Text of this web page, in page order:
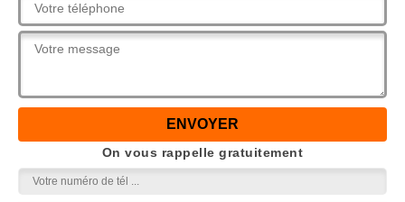
On vous rappelle gratuitement